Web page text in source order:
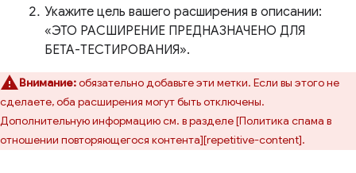
Укажите цель вашего расширения в описании:
«ЭТО РАСШИРЕНИЕ ПРЕДНАЗНАЧЕНО ДЛЯ
БЕТА-ТЕСТИРОВАНИЯ».
Внимание:обязательно добавьте эти метки. Если вы этого не
сделаете, оба расширения могут быть отключены.
Дополнительную информацию см. в разделе [Политика спама в
отношении повторяющегося контента][repetitive-content].